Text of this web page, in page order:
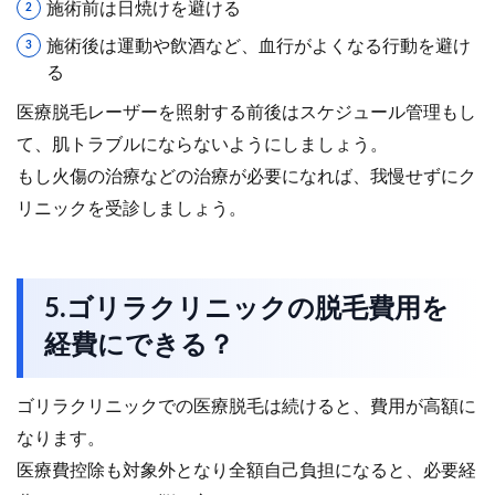
施術前は日焼けを避ける
施術後は運動や飲酒など、血行がよくなる行動を避け
る
医療脱毛レーザーを照射する前後はスケジュール管理もし
て、肌トラブルにならないようにしましょう。
もし火傷の治療などの治療が必要になれば、我慢せずにク
リニックを受診しましょう。
5.ゴリラクリニックの脱毛費用を
経費にできる？
ゴリラクリニックでの医療脱毛は続けると、費用が高額に
なります。
医療費控除も対象外となり全額自己負担になると、必要経